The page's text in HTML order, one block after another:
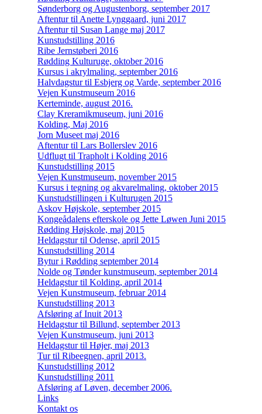
Sønderborg og Augustenborg, september 2017
Aftentur til Anette Lynggaard, juni 2017
Aftentur til Susan Lange maj 2017
Kunstudstilling 2016
Ribe Jernstøberi 2016
Rødding Kulturuge, oktober 2016
Kursus i akrylmaling, september 2016
Halvdagstur til Esbjerg og Varde, september 2016
Vejen Kunstmuseum 2016
Kerteminde, august 2016.
Clay Kreramikmuseum, juni 2016
Kolding, Maj 2016
Jorn Museet maj 2016
Aftentur til Lars Bollerslev 2016
Udflugt til Trapholt i Kolding 2016
Kunstudstilling 2015
Vejen Kunstmuseum, november 2015
Kursus i tegning og akvarelmaling, oktober 2015
Kunstudstillingen i Kulturugen 2015
Askov Højskole, september 2015
Kongeådalens efterskole og Jette Løwen Juni 2015
Rødding Højskole, maj 2015
Heldagstur til Odense, april 2015
Kunstudstilling 2014
Bytur i Rødding september 2014
Nolde og Tønder kunstmuseum, september 2014
Heldagstur til Kolding, april 2014
Vejen Kunstmuseum, februar 2014
Kunstudstilling 2013
Afsløring af Inuit 2013
Heldagstur til Billund, september 2013
Vejen Kunstmuseum, juni 2013
Heldagstur til Højer, maj 2013
Tur til Ribeegnen, april 2013.
Kunstudstilling 2012
Kunstudstilling 2011
Afsløring af Løven, december 2006.
Links
Kontakt os